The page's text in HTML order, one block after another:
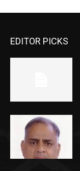
EDITOR PICKS